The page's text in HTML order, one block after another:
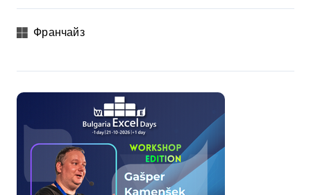
Франчайз